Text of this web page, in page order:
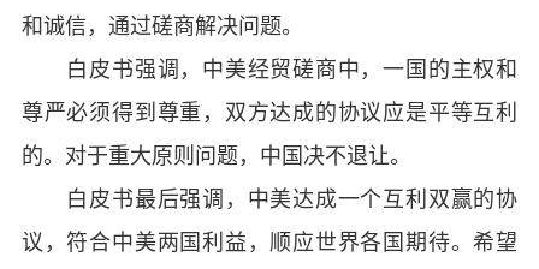
和诚信，通过磋商解决问题。
白皮书强调，中美经贸磋商中，一国的主权和
尊严必须得到尊重，双方达成的协议应是平等互利
的。对于重大原则问题，中国决不退让。
白皮书最后强调，中美达成一个互利双赢的协
议，符合中美两国利益，顺应世界各国期待。希望